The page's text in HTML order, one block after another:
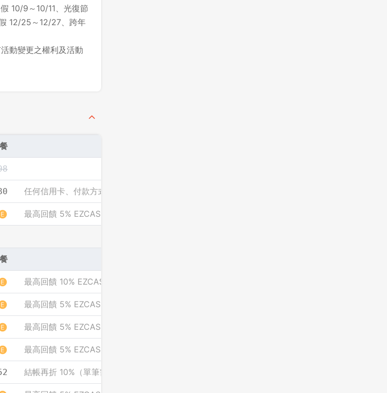
10/9～10/11、光復節
12/25～12/27、跨年
動變更之權利及活動
任何信用卡、付款方式皆可享此優惠價
最高回饋 5% EZCASH
最高回饋 10% EZCASH
最高回饋 5% EZCASH
最高回饋 5% EZCASH
最高回饋 5% EZCASH
結帳再折 10%（單筆需滿 2000）
確定要登出嗎？